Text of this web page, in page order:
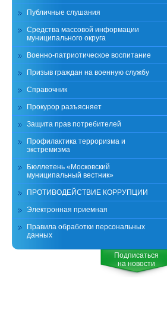
Публичные слушания
Средства массовой информации
муниципального округа
Военно-патриотическое воспитание
Призыв граждан на военную службу
Справочник
Прокурор разъясняет
Защита прав потребителей
Профилактика терроризма и
экстремизма
Бюллетень «Московский
муниципальный вестник»
ПРОТИВОДЕЙСТВИЕ КОРРУПЦИИ
Электронная приемная
Правила обработки персональных
данных
Подписаться
на новости